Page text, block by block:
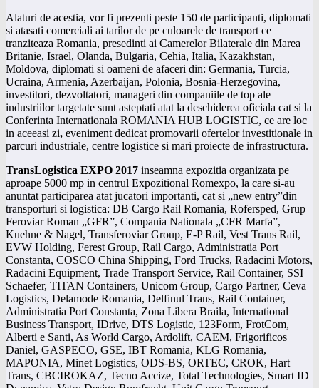
Alaturi de acestia, vor fi prezenti peste 150 de participanti, diplomati
si atasati comerciali ai tarilor de pe culoarele de transport ce
tranziteaza Romania, presedinti ai Camerelor Bilaterale din Marea
Britanie, Israel, Olanda, Bulgaria, Cehia, Italia, Kazakhstan,
Moldova, diplomati si oameni de afaceri din: Germania, Turcia,
Ucraina, Armenia, Azerbaijan, Polonia, Bosnia-Herzegovina,
investitori, dezvoltatori, manageri din companiile de top ale
industriilor targetate sunt asteptati atat la deschiderea oficiala cat si la
Conferinta Internationala ROMANIA HUB LOGISTIC, ce are loc
in aceeasi zi, eveniment dedicat promovarii ofertelor investitionale in
parcuri industriale, centre logistice si mari proiecte de infrastructura.
TransLogistica EXPO 2017 inseamna expozitia organizata pe
aproape 5000 mp in centrul Expozitional Romexpo, la care si-au
anuntat participarea atat jucatori importanti, cat si „new entry”din
transporturi si logistica: DB Cargo Rail Romania, Rofersped, Grup
Feroviar Roman „GFR”, Compania Nationala „CFR Marfa”,
Kuehne & Nagel, Transferoviar Group, E-P Rail, Vest Trans Rail,
EVW Holding, Ferest Group, Rail Cargo, Administratia Port
Constanta, COSCO China Shipping, Ford Trucks, Radacini Motors,
Radacini Equipment, Trade Transport Service, Rail Container, SSI
Schaefer, TITAN Containers, Unicom Group, Cargo Partner, Ceva
Logistics, Delamode Romania, Delfinul Trans, Rail Container,
Administratia Port Constanta, Zona Libera Braila, International
Business Transport, IDrive, DTS Logistic, 123Form, FrotCom,
Alberti e Santi, As World Cargo, Ardolift, CAEM, Frigorificos
Daniel, GASPECO, GSE, IBT Romania, KLG Romania,
MAPONIA, Minet Logistics, ODS-BS, ORTEC, CROK, Hart
Trans, CBCIROKAZ, Tecno Accize, Total Technologies, Smart ID